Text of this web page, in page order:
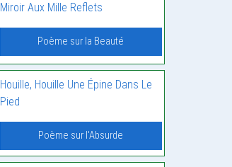
Miroir Aux Mille Reflets
Poème sur la Beauté
Houille, Houille Une Épine Dans Le
Pied
Poème sur l'Absurde